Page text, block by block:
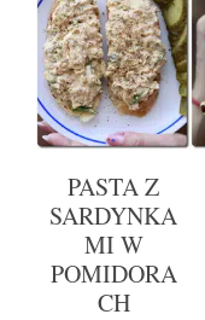
PASTA Z
SARDYNKA
MI W
POMIDORA
CH